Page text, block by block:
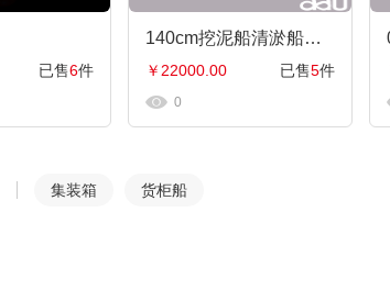
已售6件
140cm挖泥船清淤船模型|挖泥船模型仿真摆件|工程船模制作礼品个人收藏天鲸号挖泥船
￥22000.00 已售5件
0
集装箱 货柜船